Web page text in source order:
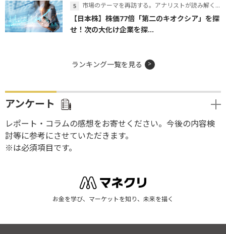
市場のテーマを再訪する。アナリストが読み解くテーマの本質
【日本株】株価77倍「第二のキオクシア」を探
せ！次の大化け企業を探...
ランキング一覧を見る
アンケート
レポート・コラムの感想をお寄せください。今後の内容検
討等に参考にさせていただきます。
※は必須項目です。
お金を学び、マーケットを知り、未来を描く